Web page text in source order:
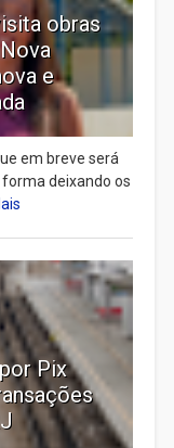
obras
e
em breve será
deixando os
Pix